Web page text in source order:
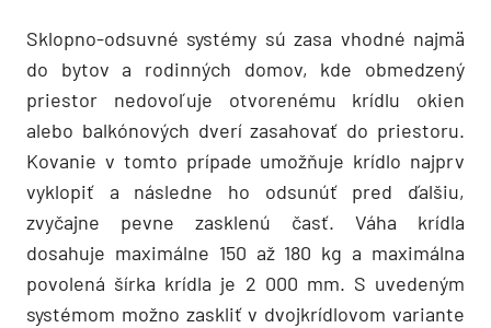
Sklopno-odsuvné systémy sú zasa vhodné najmä
do bytov a rodinných domov, kde obmedzený
priestor nedovoľuje otvorenému krídlu okien
alebo balkónových dverí zasahovať do priestoru.
Kovanie v tomto prípade umožňuje krídlo najprv
vyklopiť a následne ho odsunúť pred ďalšiu,
zvyčajne pevne zasklenú časť. Váha krídla
dosahuje maximálne 150 až 180 kg a maximálna
povolená šírka krídla je 2 000 mm. S uvedeným
systémom možno zaskliť v dvojkrídlovom variante